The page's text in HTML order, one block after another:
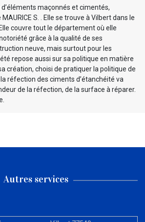
maçonnés et cimentés,
S. . Elle se trouve à Vilbert dans le
couvre tout le département où elle
grâce à la qualité de ses
neuve, mais surtout pour les
repose aussi sur sa politique en matière
création, choisi de pratiquer la politique de
réfection des ciments d’étanchéité va
de la réfection, de la surface à réparer.
Autres services